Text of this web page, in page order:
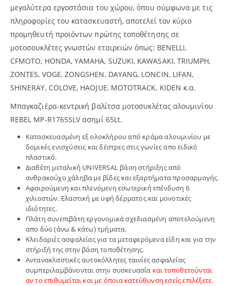
μεγαλύτερα εργοστάσια του χώρου, όπου σύμφωνα με τις
πληροφορίες του κατασκευαστή, αποτελεί τον κύριο
προμηθευτή προϊόντων πρώτης τοποθέτησης σε
μοτοσουκλέτες γνωστών εταιρειών όπως: BENELLI,
CFMOTO, HONDA, YAMAHA, SUZUKI, KAWASAKI, TRIUMPH,
ZONTES, VOGE, ZONGSHEN, DAYANG, LONCIN, LIFAN,
SHINERAY, COLOVE, HAOJUE, MOTOTRACK, KIDEN κ.α.
Mπαγκαζιέρα-κεντρική βαλίτσα μοτοσυκλέτας αλουμινίου
REBEL MP-R1765SLV ασημί 65Lt.
Κατασκευασμένη εξ ολοκλήρου από κράμα αλουμινίου με
δομικές ενισχύσεις και δέστρες στις γωνίες απο ειδικό
πλαστικό.
Διαθέτη μεταλική UNIVERSAL βάση στήριξης από
ανθρακούχο χάληβα με βίδες και εξαρτήματα προσαρμογής.
Αφαιρούμενη και πλενόμενη εσωτερική επένδυση 6
χιλιοστών. Ελαστική με υφή δέρματος και μονοτικές
ιδιότητες.
Πλάτη συνεπιβάτη εργονομικά σχεδιασμένη αποτελούμενη
απο δύο (άνω & κάτω) τμήματα.
Κλειδαριές ασφαλείας για τα μεταφερόμενα είδη και για την
στήριξή της στην βάση τοποθέτησης.
Αντανακλαστικές αυτοκόλλητες ταινίες ασφαλείας
συμπεριλαμβάνονται στην συσκευασία και τοποθετούνται
αν το επιθυμείται και με όποια κατεύθυνση εσείς επιλέξετε.